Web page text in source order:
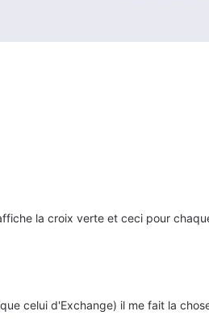
la croix verte et ceci pour
celui d'Exchange) il me fait la